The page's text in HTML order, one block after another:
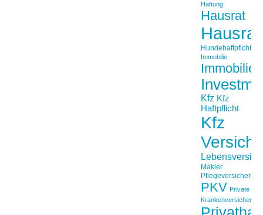
Haftung
Hausrat
Hundehaftpficht
Immobilie
Kfz Kfz
Haftpflicht
Kfz
Makler
Pflegeversicherung
PKV Private
Krankenversicherung